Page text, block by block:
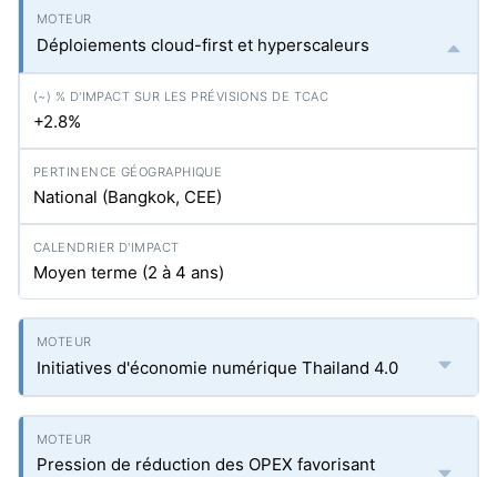
Déploiements cloud-first et hyperscaleurs
+2.8%
National (Bangkok, CEE)
Moyen terme (2 à 4 ans)
Initiatives d'économie numérique Thailand 4.0
Pression de réduction des OPEX favorisant